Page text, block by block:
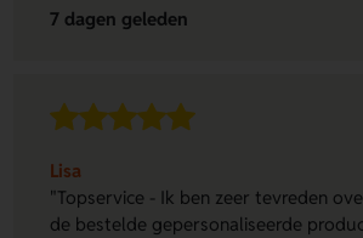
7 dagen geleden
Lisa
"Topservice - Ik ben zeer tevreden
de bestelde gepersonaliseerde